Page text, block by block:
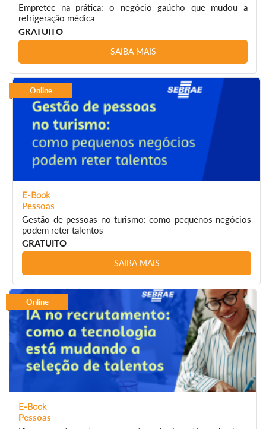
Empretec na prática: o negócio gaúcho que mudou a
refrigeração médica
GRATUITO
SAIBA MAIS
Online
E-Book
Pessoas
Gestão de pessoas no turismo: como pequenos negócios
podem reter talentos
GRATUITO
SAIBA MAIS
Online
E-Book
Pessoas